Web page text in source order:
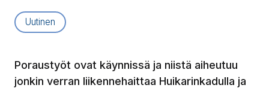
Artikkelityyppi:
Uutinen
Poraustyöt ovat käynnissä ja niistä aiheutuu
jonkin verran liikennehaittaa Huikarinkadulla ja